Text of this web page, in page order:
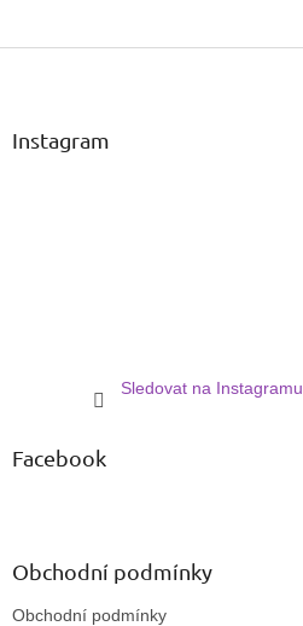
Z
Instagram
Sledovat na Instagramu
Facebook
Obchodní podmínky
Obchodní podmínky